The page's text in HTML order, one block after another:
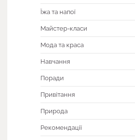
Їжа та напої
Майстер-класи
Мода та краса
Навчання
Поради
Привітання
Природа
Рекомендації